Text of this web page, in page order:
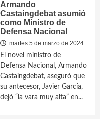
Armando
Castaingdebat asumió
como Ministro de
Defensa Nacional
martes 5 de marzo de 2024
El novel ministro de
Defensa Nacional, Armando
Castaingdebat, aseguró que
su antecesor, Javier García,
dejó “la vara muy alta” en...